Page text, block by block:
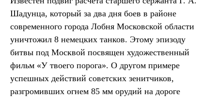
Шадунца, который за два дня боев в районе
современного города Лобня Московской области
уничтожил 8 немецких танков. Этому эпизоду
битвы под Москвой посвящен художественный
фильм «У твоего порога». О другом примере
успешных действий советских зенитчиков,
разгромивших огнем 85 мм орудий на дороге